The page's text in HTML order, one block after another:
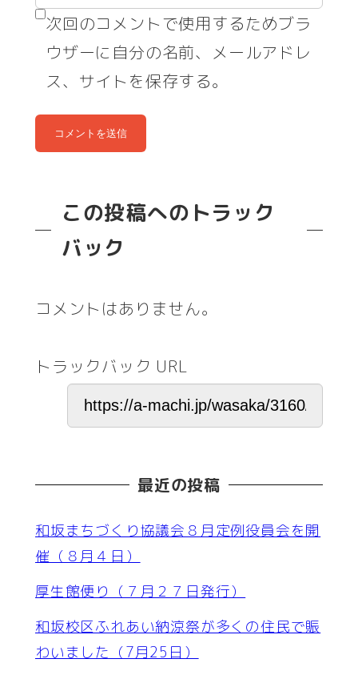
次回のコメントで使用するためブラ
ウザーに自分の名前、メールアドレ
ス、サイトを保存する。
この投稿へのトラック
バック
コメントはありません。
トラックバック URL
最近の投稿
和坂まちづくり協議会８月定例役員会を開
催（８月４日）
厚生館便り（７月２７日発行）
和坂校区ふれあい納涼祭が多くの住民で賑
わいました（7月25日）